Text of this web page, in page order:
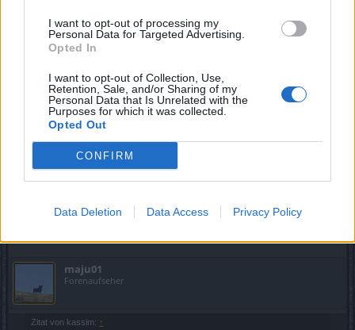
I want to opt-out of processing my
Personal Data for Targeted Advertising.
Opted In
I want to opt-out of Collection, Use,
Retention, Sale, and/or Sharing of my
Personal Data that Is Unrelated with the
Purposes for which it was collected.
Opted Out
CONFIRM
Data Deletion Data Access Privacy Policy
erleidgt auch 10x "töte Urfunken" aber nichts. Bin Lvi. 78
2 Dezember 2025
kassim
Foren-Graf
dann werd mal level 100 dann kannst du darein vorher nicht
in das ganz neue gebiet
Hayagriva62gefällt dies.
maju01
Forenaufseher
Zitat von kassim: ↑